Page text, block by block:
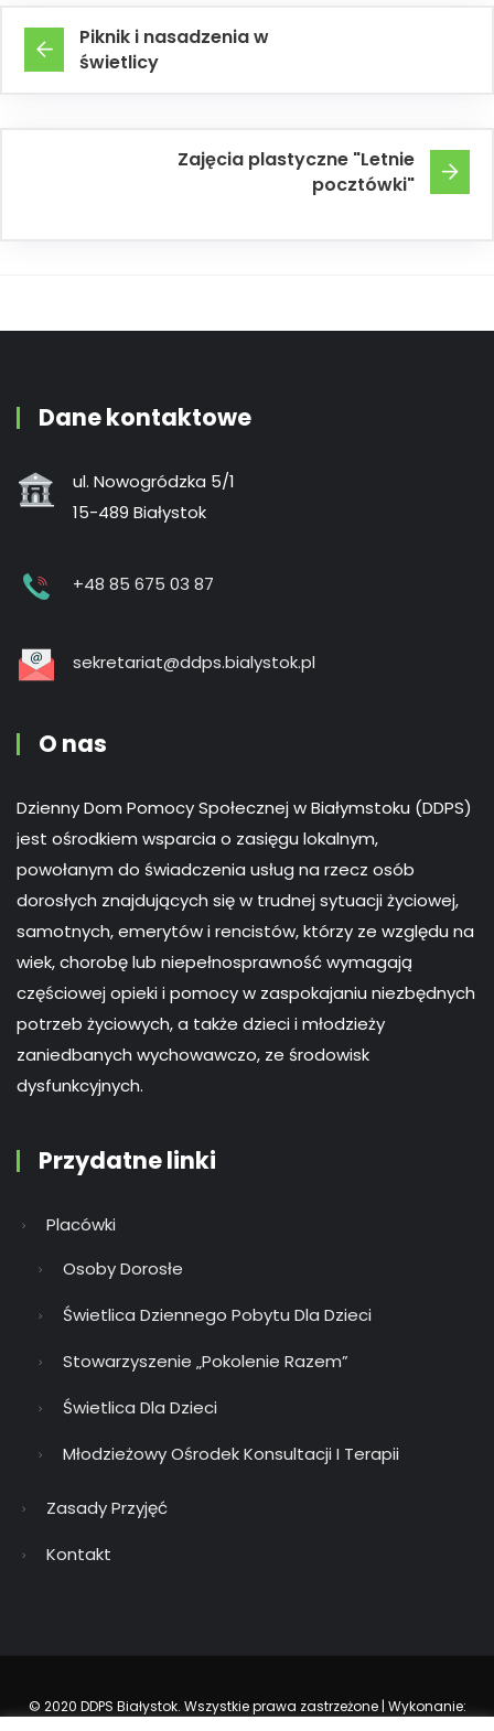
Piknik i nasadzenia w
świetlicy
Zajęcia plastyczne "Letnie
pocztówki"
Dane kontaktowe
ul. Nowogródzka 5/1
15-489 Białystok
+48 85 675 03 87
sekretariat@ddps.bialystok.pl
O nas
Dzienny Dom Pomocy Społecznej w Białymstoku (DDPS)
jest ośrodkiem wsparcia o zasięgu lokalnym,
powołanym do świadczenia usług na rzecz osób
dorosłych znajdujących się w trudnej sytuacji życiowej,
samotnych, emerytów i rencistów, którzy ze względu na
wiek, chorobę lub niepełnosprawność wymagają
częściowej opieki i pomocy w zaspokajaniu niezbędnych
potrzeb życiowych, a także dzieci i młodzieży
zaniedbanych wychowawczo, ze środowisk
dysfunkcyjnych.
Przydatne linki
Placówki
Osoby Dorosłe
Świetlica Dziennego Pobytu Dla Dzieci
Stowarzyszenie „Pokolenie Razem”
Świetlica Dla Dzieci
Młodzieżowy Ośrodek Konsultacji I Terapii
Zasady Przyjęć
Kontakt
© 2020 DDPS Białystok. Wszystkie prawa zastrzeżone | Wykonanie: